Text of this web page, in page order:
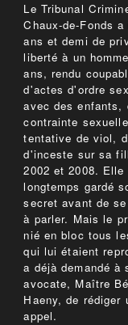
Le Tribunal
Chaux-de-Fonds
ans et demi de
liberté à un
ans, rendu
d'actes d'ordre
avec des enfants,
contrainte
tentative de viol,
d'inceste sur sa
2002 et 2008. Elle
longtemps gardé
secret avant de
à parler. Mais le
nié en bloc tous
qui lui étaient
a déjà demandé à
avocate, Maître
Haeny, de rédiger
appel.